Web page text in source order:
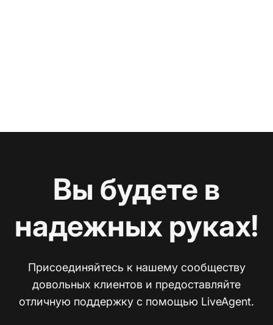
Вы будете в
надежных руках!
Присоединяйтесь к нашему сообществу
довольных клиентов и предоставляйте
отличную поддержку с помощью LiveAgent.